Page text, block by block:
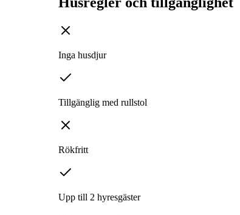
Inga husdjur
Tillgänglig med rullstol
Rökfritt
Upp till 2 hyresgäster